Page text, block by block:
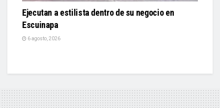
Ejecutan a estilista dentro de su negocio en
Escuinapa
6 agosto, 2026